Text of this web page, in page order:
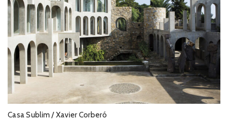
Casa Sublim / Xavier Corberó